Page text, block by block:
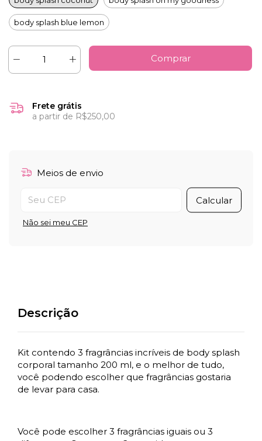
body splash blue lemon
Frete grátis
a partir de R$250,00
Meios de envio
Calcular
Não sei meu CEP
Descrição
Kit contendo 3 fragrâncias incríveis de body splash
corporal tamanho 200 ml, e o melhor de tudo,
você podendo escolher que fragrâncias gostaria
de levar para casa.
Você pode escolher 3 fragrâncias iguais ou 3